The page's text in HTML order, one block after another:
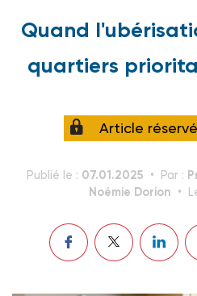
Quand
quartiers
Article
Publié le : 07.01.2025 Par :
Noémie Dorion